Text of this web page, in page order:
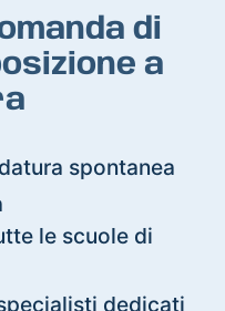
di
a
spontanea
le scuole di
dedicati